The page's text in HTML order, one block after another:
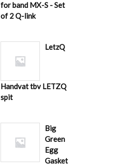
for band MX-S - Set
of 2 Q-link
LetzQ
Handvat tbv LETZQ
spit
Big
Green
Egg
Gasket